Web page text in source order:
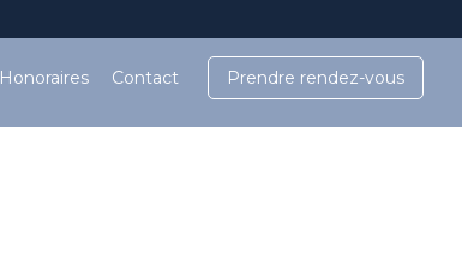
Honoraires Contact Prendre rendez-vous